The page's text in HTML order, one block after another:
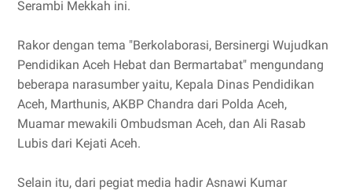
Serambi Mekkah ini.
Rakor dengan tema "Berkolaborasi, Bersinergi Wujudkan
Pendidikan Aceh Hebat dan Bermartabat" mengundang
beberapa narasumber yaitu, Kepala Dinas Pendidikan
Aceh, Marthunis, AKBP Chandra dari Polda Aceh,
Muamar mewakili Ombudsman Aceh, dan Ali Rasab
Lubis dari Kejati Aceh.
Selain itu, dari pegiat media hadir Asnawi Kumar